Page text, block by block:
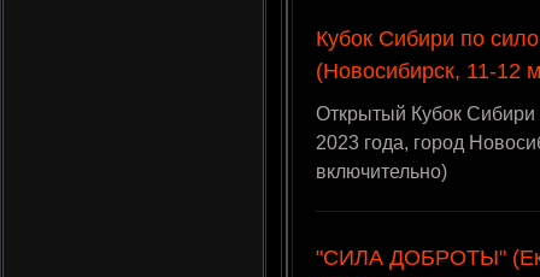
Кубок Сибири по
(Новосибирск, 11-12
Открытый Кубок
2023 года, город
включительно)
"СИЛА ДОБРОТЫ"